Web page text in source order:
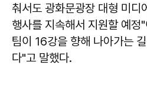
춰서도 광화문광장 대형 미디
행사를 지속해서 지원할 예정
팀이 16강을 향해 나아가는
다"고 말했다.